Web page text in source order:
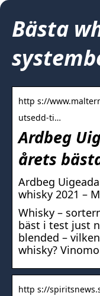
Bästa
http s://
utsedd-ti…
Ardbeg
årets
Ardbeg
whisky 2021 –
Whisky –
bäst i test just
blended –
whisky?
http s://